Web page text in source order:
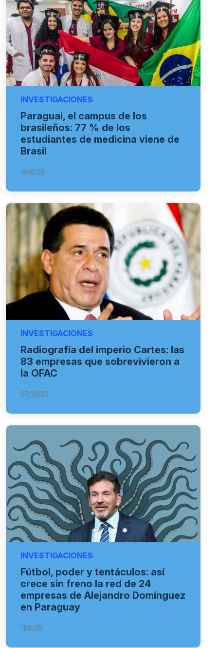
INVESTIGACIONES
Paraguai, el campus de los
brasileños: 77 % de los
estudiantes de medicina viene de
Brasil
19/8/25
INVESTIGACIONES
Radiografía del imperio Cartes: las
83 empresas que sobrevivieron a
la OFAC
07/10/25
INVESTIGACIONES
Fútbol, poder y tentáculos: así
crece sin freno la red de 24
empresas de Alejandro Domínguez
en Paraguay
11/8/25